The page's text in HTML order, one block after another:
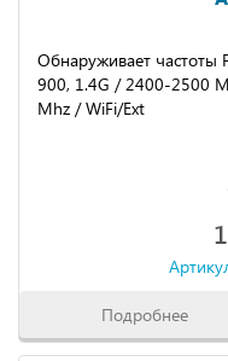
Обнаруживает частоты
900, 1.4G / 2400-2500
Мhz / WiFi/Ехt
Подробнее